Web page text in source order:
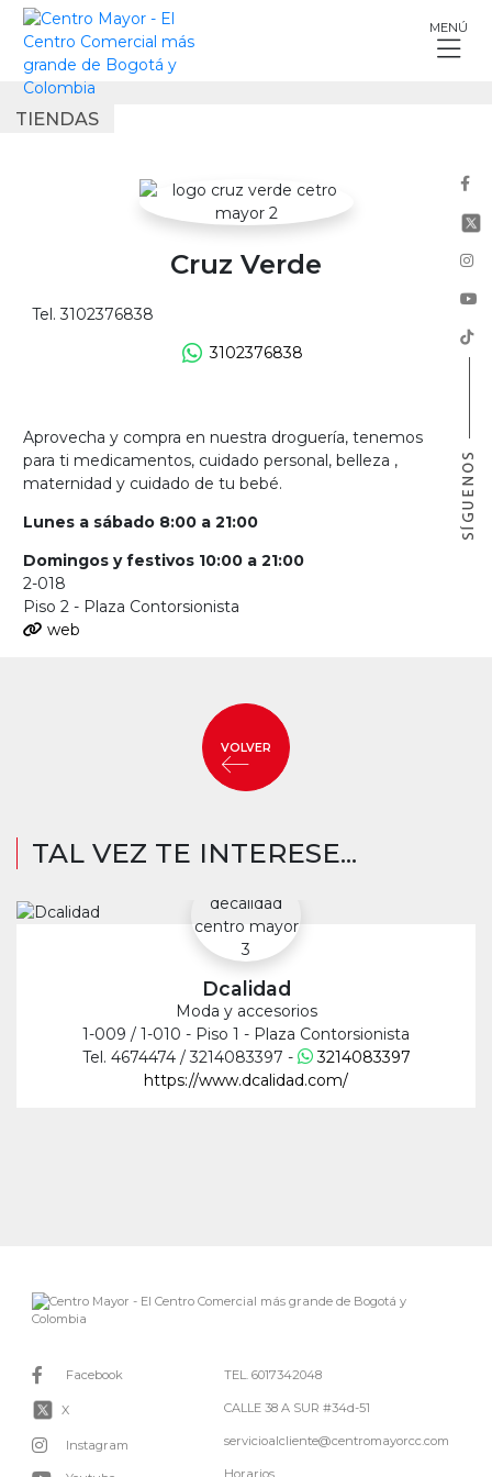
Skip
MENÚ
Aprovecha y compra en nuestra droguería, tenemos
para ti medicamentos, cuidado personal, belleza ,
maternidad y cuidado de tu bebé.
Lunes a sábado 8:00 a 21:00
Domingos y festivos 10:00 a 21:00
2-018
Piso 2 - Plaza Contorsionista
web
TIENDAS
Cruz Verde
Tel. 3102376838
3102376838
VOLVER
TAL VEZ TE INTERESE...
Dcalidad
Moda y accesorios
1-009 / 1-010 - Piso 1 - Plaza Contorsionista
Tel. 4674474 / 3214083397 -
3214083397
https://www.dcalidad.com/
Facebook
X
Instagram
TEL. 6017342048
CALLE 38 A SUR #34d-51
servicioalcliente@centromayorcc.com
Horarios